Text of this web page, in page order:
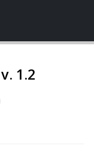
1.2